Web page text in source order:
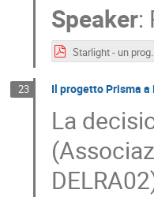
Speaker:
Starlight - un
23 Il progetto Prisma a
La